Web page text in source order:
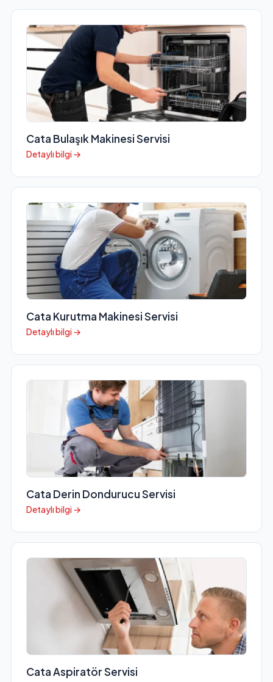
Cata Bulaşık Makinesi Servisi
Detaylı bilgi →
Cata Kurutma Makinesi Servisi
Detaylı bilgi →
Cata Derin Dondurucu Servisi
Detaylı bilgi →
Cata Aspiratör Servisi